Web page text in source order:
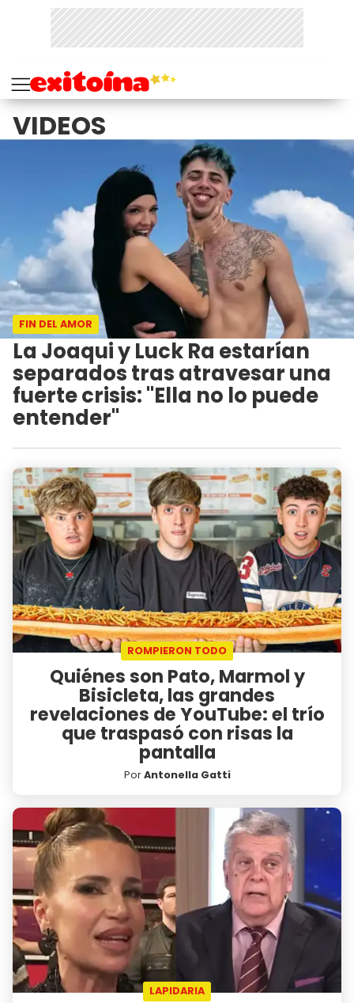
VIDEOS
FIN DEL AMOR
La Joaqui y Luck Ra estarían
separados tras atravesar una
fuerte crisis: "Ella no lo puede
entender"
ROMPIERON TODO
Quiénes son Pato, Marmol y
Bisicleta, las grandes
revelaciones de YouTube: el trío
que traspasó con risas la
pantalla
PorAntonella Gatti
LAPIDARIA